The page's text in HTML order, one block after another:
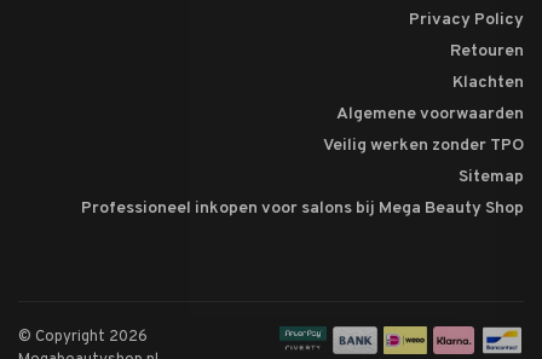
Privacy Policy
Retouren
Klachten
Algemene voorwaarden
Veilig werken zonder TPO
Sitemap
Professioneel inkopen voor salons bij Mega Beauty Shop
© Copyright 2026